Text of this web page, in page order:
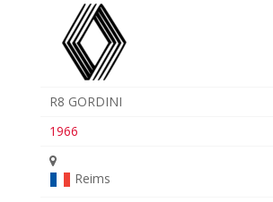
R8 GORDINI
1966
Reims